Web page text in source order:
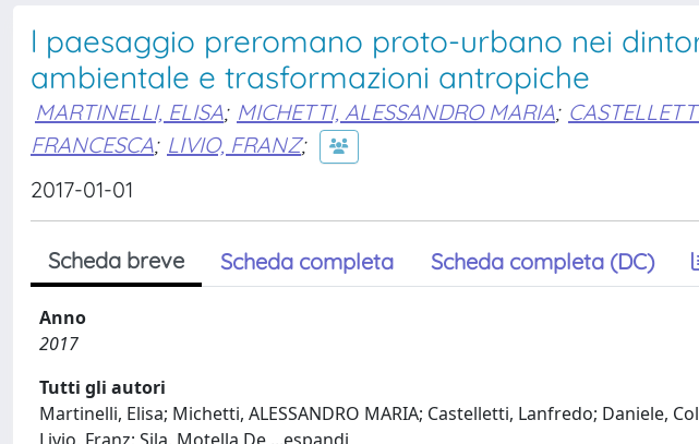
l paesaggio preromano proto-urbano nei
ambientale e trasformazioni antropiche
MARTINELLI, ELISA; MICHETTI, ALESSANDRO MARIA;
FRANCESCA; LIVIO, FRANZ;
2017-01-01
Scheda breve Scheda completa Scheda completa (DC)
Anno
2017
Tutti gli autori
Martinelli, Elisa; Michetti, ALESSANDRO MARIA; Castelletti, Lanfredo; Daniele,